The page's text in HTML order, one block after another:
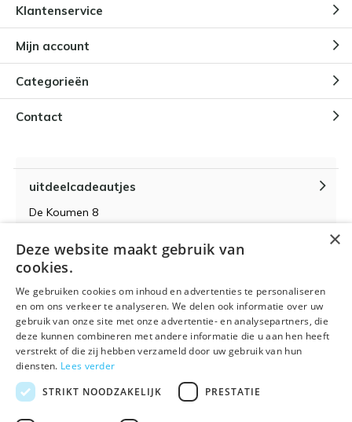
Klantenservice
Mijn account
Categorieën
Contact
uitdeelcadeautjes
De Koumen 8
KvK-nummer 14087571
BTW-nummer NL 815399145 B01
Algemene voorwaarden RSS-feed
×
Deze website maakt gebruik van
cookies.
We gebruiken cookies om inhoud en advertenties te personaliseren
en om ons verkeer te analyseren. We delen ook informatie over uw
gebruik van onze site met onze advertentie- en analysepartners, die
deze kunnen combineren met andere informatie die u aan hen heeft
verstrekt of die zij hebben verzameld door uw gebruik van hun
diensten. Lees verder
STRIKT NOODZAKELIJK
PRESTATIE